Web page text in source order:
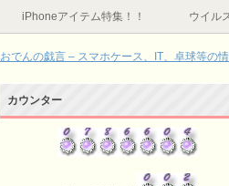
iPhoneアイテム特集！！ ウイル
おでんの戯言 – スマホケース、IT、卓球等の
カウンター